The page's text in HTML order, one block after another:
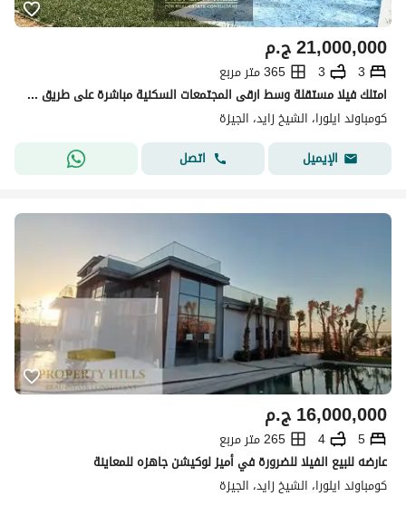
ج.م21,000,000
3
3
365 متر مربع
امتلك فيلا مستقلة وسط ارقى المجتمعات السكنية مباشرة على طريق الضبعة و بجوار سوديك
كومباوند ايلورا، الشيخ زايد، الجيزة
الإيميل
اتصل
ج.م16,000,000
5
4
265 متر مربع
عارضه للبيع الفيلا للضرورة في أميز لوكيشن جاهزه للمعاينة
كومباوند ايلورا، الشيخ زايد، الجيزة